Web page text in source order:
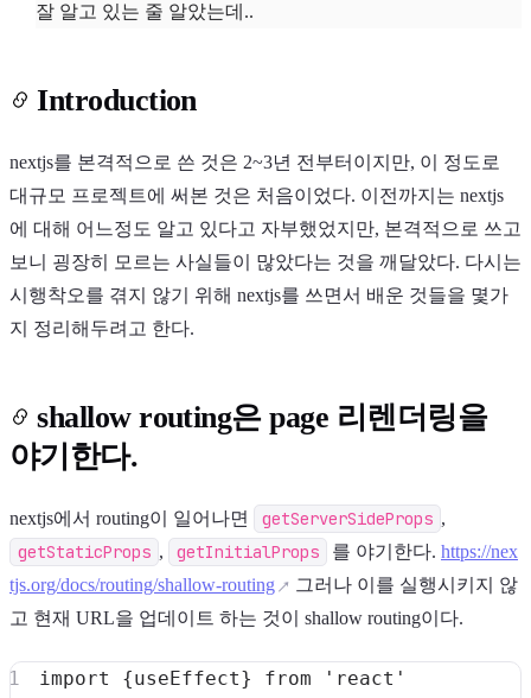
잘 알고 있는 줄 알았는데..
Introduction
nextjs를 본격적으로 쓴 것은 2~3년 전부터이지만, 이 정도로
대규모 프로젝트에 써본 것은 처음이었다. 이전까지는 nextjs
에 대해 어느정도 알고 있다고 자부했었지만, 본격적으로 쓰고
보니 굉장히 모르는 사실들이 많았다는 것을 깨달았다. 다시는
시행착오를 겪지 않기 위해 nextjs를 쓰면서 배운 것들을 몇가
지 정리해두려고 한다.
shallow routing은 page 리렌더링을
야기한다.
nextjs에서 routing이 일어나면 getServerSideProps ,
getStaticProps , getInitialProps 를 야기한다. https://nex
tjs.org/docs/routing/shallow-routing
그러나 이를 실행시키지 않
고 현재 URL을 업데이트 하는 것이 shallow routing이다.
import {useEffect} from
'react'